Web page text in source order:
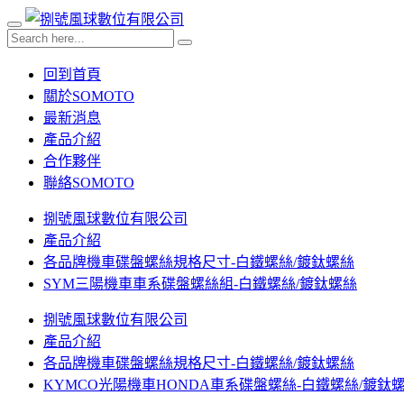
回到首頁
關於SOMOTO
最新消息
產品介紹
合作夥伴
聯絡SOMOTO
捌號風球數位有限公司
產品介紹
各品牌機車碟盤螺絲規格尺寸-白鐵螺絲/鍍鈦螺絲
SYM三陽機車車系碟盤螺絲組-白鐵螺絲/鍍鈦螺絲
捌號風球數位有限公司
產品介紹
各品牌機車碟盤螺絲規格尺寸-白鐵螺絲/鍍鈦螺絲
KYMCO光陽機車HONDA車系碟盤螺絲-白鐵螺絲/鍍鈦